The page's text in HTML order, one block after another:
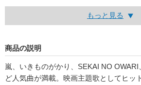
もっと見る
商品の説明
嵐、いきものがかり、SEKAI NO
ど人気曲が満載。映画主題歌としてヒッ